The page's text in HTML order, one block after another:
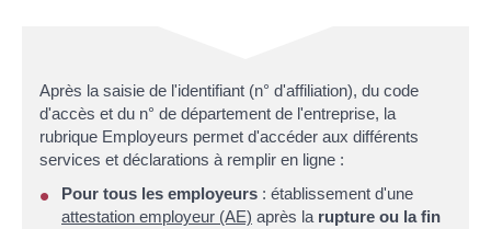
Après la saisie de l'identifiant (n° d'affiliation), du code
d'accès et du n° de département de l'entreprise, la
rubrique Employeurs permet d'accéder aux différents
services et déclarations à remplir en ligne :
Pour tous les employeurs : établissement d'une
attestation employeur (AE) après la rupture ou la fin